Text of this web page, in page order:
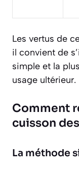
Les vertus de
il convient de
simple et la
usage ultérieur.
Comment
cuisson
La méthode